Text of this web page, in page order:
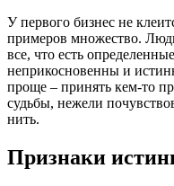
У первого бизнес не
примеров множество.
все, что есть
неприкосновенны и
проще – принять кем-то
судьбы, нежели
нить.
Признаки